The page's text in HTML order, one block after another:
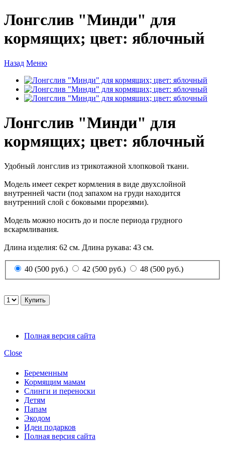
Лонгслив "Минди" для
кормящих; цвет: яблочный
Назад Меню
Лонгслив "Минди" для
кормящих; цвет: яблочный
Удобный лонгслив из трикотажной хлопковой ткани.
Модель имеет секрет кормления в виде двухслойной
внутренней части (под запахом на груди находится
внутренний слой с боковыми прорезями).
Модель можно носить до и после периода грудного
вскармливания.
Длина изделия: 62 см. Длина рукава: 43 см.
40 (500 руб.) 42 (500 руб.) 48 (500 руб.)
Полная версия сайта
Close
Беременным
Кормящим мамам
Слинги и переноски
Детям
Папам
Экодом
Идеи подарков
Полная версия сайта